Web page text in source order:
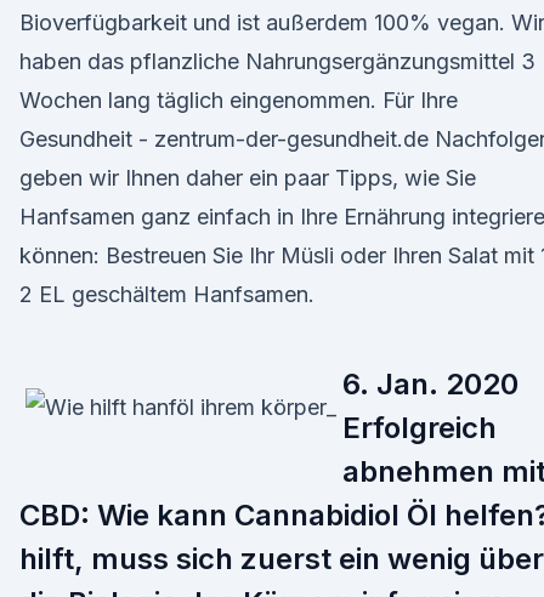
Bioverfügbarkeit und ist außerdem 100% vegan. Wir
haben das pflanzliche Nahrungsergänzungsmittel 3
Wochen lang täglich eingenommen. Für Ihre
Gesundheit - zentrum-der-gesundheit.de
geben wir Ihnen daher ein paar Tipps, wie Sie
Hanfsamen ganz einfach in Ihre Ernährung
können: Bestreuen Sie Ihr Müsli oder Ihren Salat mit
2 EL geschältem Hanfsamen.
6. Jan. 2020
Erfolgreich
abnehmen
CBD: Wie kann Cannabidiol Öl
hilft, muss sich zuerst ein wenig über